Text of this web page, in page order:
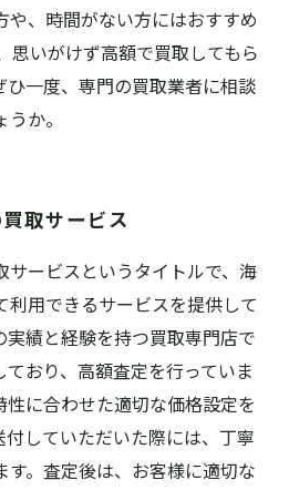
、時間がない方にはおすすめ
思いがけず高額で買取してもら
ひ一度、専門の買取業者に相談
か。
取サービス
サービスというタイトルで、海
用できるサービスを提供して
実績と経験を持つ買取専門店で
おり、高額査定を行っていま
に合わせた適切な価格設定を
していただいた際には、丁寧
す。査定後は、お客様に適切な